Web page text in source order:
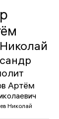
Артём
Николай